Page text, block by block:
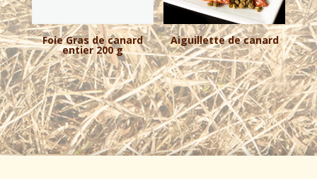
Foie Gras de canard
entier 200 g
Aiguillette de canard